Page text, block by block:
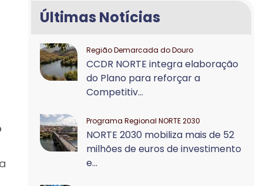
Últimas Notícias
Região Demarcada do Douro
CCDR NORTE integra elaboração
do Plano para reforçar a
Competitiv...
Programa Regional NORTE 2030
NORTE 2030 mobiliza mais de 52
milhões de euros de investimento
e...